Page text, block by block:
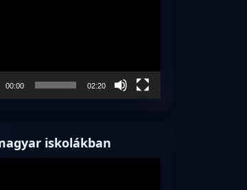
00:00 02:20
iskolákban